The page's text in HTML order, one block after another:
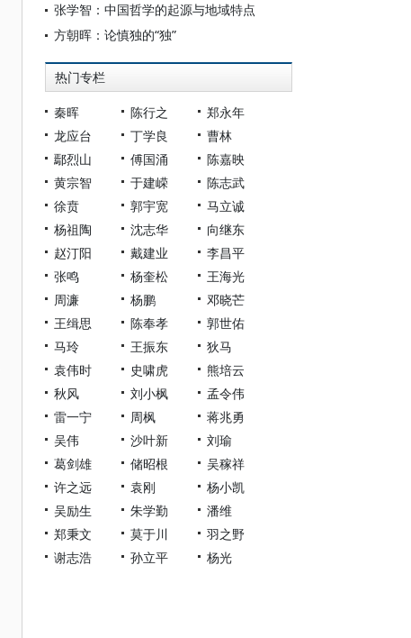
张学智：中国哲学的起源与地域特点
方朝晖：论慎独的“独”
热门专栏
秦晖 陈行之
郑永年
龙应台
丁学良
曹林
鄢烈山
傅国涌
陈嘉映
黄宗智
于建嵘
陈志武
徐贲
郭宇宽
马立诚
杨祖陶
沈志华
向继东
赵汀阳
戴建业
李昌平
张鸣
杨奎松
王海光
周濂
杨鹏
邓晓芒
王缉思
陈奉孝
郭世佑
马玲
王振东
狄马
袁伟时
史啸虎
熊培云
秋风
刘小枫
孟令伟
雷一宁
周枫
蒋兆勇
吴伟
沙叶新
刘瑜
葛剑雄
储昭根
吴稼祥
许之远
袁刚
杨小凯
吴励生
朱学勤
潘维
郑秉文
莫于川
羽之野
谢志浩
孙立平 杨光